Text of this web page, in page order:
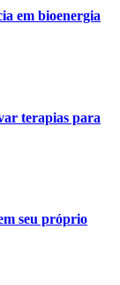
em bioenergia
terapias para
seu próprio